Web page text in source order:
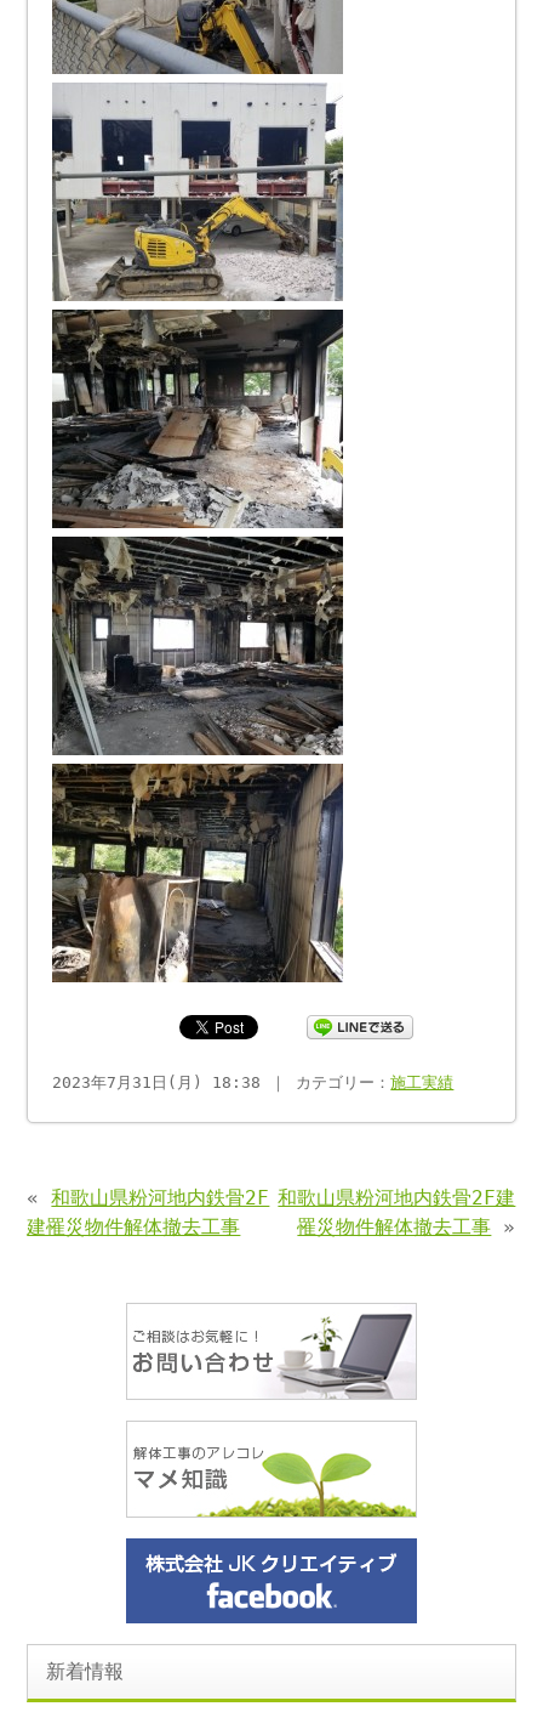
2023年7月31日(月) 18:38 ｜ カテゴリー：施工実績
«和歌山県粉河地内鉄骨2F
建罹災物件解体撤去工事
和歌山県粉河地内鉄骨2F建
罹災物件解体撤去工事 »
新着情報